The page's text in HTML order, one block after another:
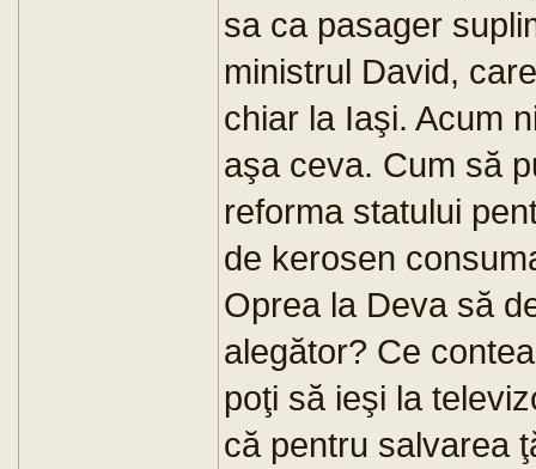
sa ca pasager
ministrul David,
chiar la Iaşi. Acum
aşa ceva. Cum să
reforma statului
de kerosen
Oprea la Deva să
alegător? Ce
poţi să ieşi la
că pentru salvarea